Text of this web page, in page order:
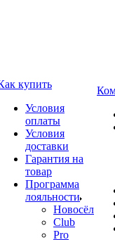
купить
Условия
оплаты
Условия
доставки
Гарантия на
товар
Программа
лояльности
Новосёл
Club
Pro